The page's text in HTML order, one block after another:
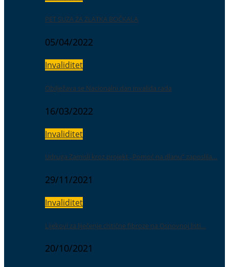
PET SUZA ZA ZLATKA BOČKALA
05/04/2022
Invaliditet
Obilježava se Nacionalni dan invalida rada
16/03/2022
Invaliditet
Udruga Zamisli kroz projekt „Pomoć na dlanu“ zaposlila…
29/11/2021
Invaliditet
Lijekovi za liječenje cistične fibroze na Osnovnoj listi…
20/10/2021